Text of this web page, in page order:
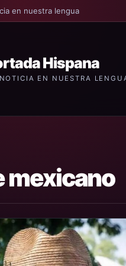
en nuestra lengua
Hispana
EN NUESTRA
mexicano